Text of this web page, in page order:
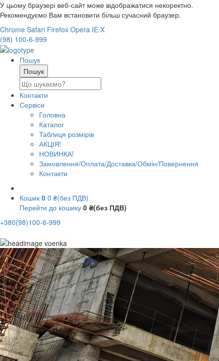
У цьому браузері веб-сайт може відображатися некоректно.
Рекомендуємо Вам встановити більш сучасний браузер.
Chrome Safari Firefox Opera IE X
(98) 100-6-999
Пошук
Контакти
Сервіси
Головна
Каталог
Таблиця розмірів
АКЦІЯ!
НОВИНКА!
Замовлення/Оплата/Доставка/Обмін/Повернення
Контакти
Кошик 0 0 ₴(без ПДВ)
Перейти до кошику 0 ₴(без ПДВ)
+380(98)100-6-999